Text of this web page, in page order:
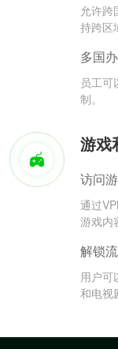
允许跨
持跨区
多国
员工可
制。
游戏
访问
通过
游戏内
解锁
用户可
和电视